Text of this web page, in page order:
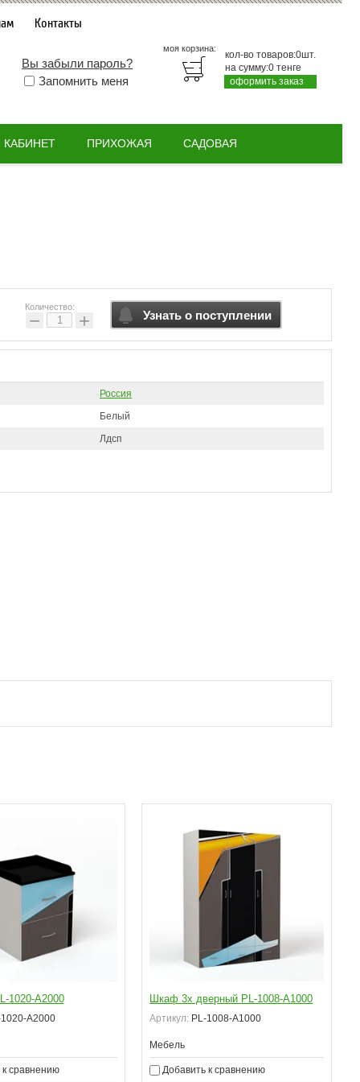
Контакты
Вы забыли пароль?
Запомнить меня
моя корзина:
кол-во товаров:0шт.
на сумму:0 тенге
оформить заказ
КАБИНЕТ ПРИХОЖАЯ САДОВАЯ
Количество:
− + Узнать о поступлении
Россия
Белый
Лдсп
1020-A2000
A2000
сравнению
Шкаф 3х дверный PL-1008-A1000
Артикул: PL-1008-A1000
Мебель
Добавить к сравнению